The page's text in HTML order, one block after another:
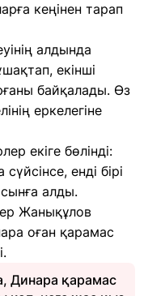
кеңінен тарап
алдында
екінші
байқалады. Өз
еркелегіне
екіге бөлінді:
енді бірі
алды.
Жанықұлов
оған қарамас
Динара қарамас